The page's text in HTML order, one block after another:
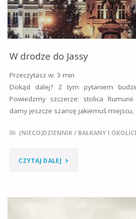
W drodze do Jassy
Przeczytasz w: 3 min
Dokąd dalej? Z tym pytaniem
Powiedzmy szczerze: stolica
damy jeszcze szansę jakiemuś
(NIECO)DZIENNIK/ BAŁKANY I
CZYTAJ DALEJ "W
DO